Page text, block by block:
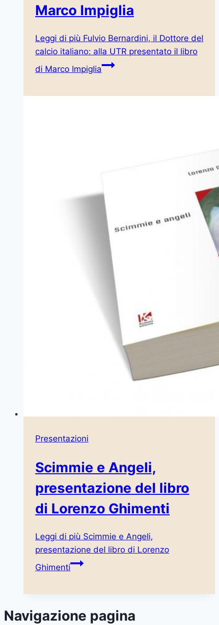
Marco Impiglia
Leggi di più Fulvio Bernardini, il Dottore del
calcio italiano: alla UTR presentato il libro
di Marco Impiglia
Presentazioni
Scimmie e Angeli,
presentazione del libro
di Lorenzo Ghimenti
Leggi di più Scimmie e Angeli,
presentazione del libro di Lorenzo
Ghimenti
Navigazione pagina